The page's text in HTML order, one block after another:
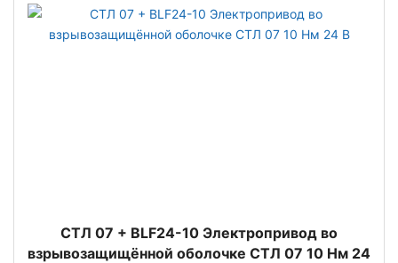
СТЛ 07 + BLF24-10 Электропривод во
взрывозащищённой оболочке СТЛ 07 10 Нм 24